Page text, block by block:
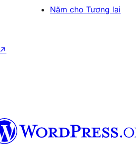
Năm cho Tương lai
↗